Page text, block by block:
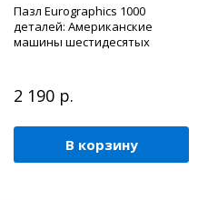
Пазл Eurographics 1000
деталей: Американские
машины шестидесятых
2 190 р.
В корзину